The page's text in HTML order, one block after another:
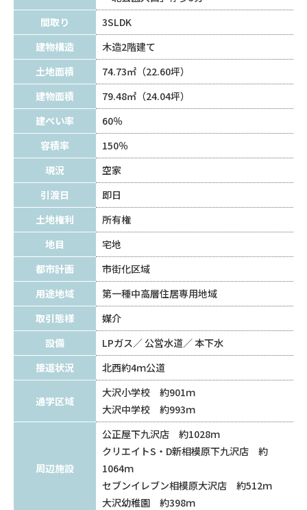
間取り
3SLDK
建物構造
木造2階建て
土地面積
74.73㎡（22.60坪）
建物面積
79.48㎡（24.04坪）
建ぺい率
60％
容積率
150％
現況
空家
引渡日
即日
土地権利
所有権
地目
宅地
都市計画
市街化区域
用途地域
第一種中高層住居専用地域
取引態様
媒介
設備
LPガス 公営水道
本下水
接道状況
北西約4ｍ公道
通学区域
大沢小学校 約901ｍ
大沢中学校 約993ｍ
周辺施設
公正屋下九沢店 約1028ｍ
クリエイトS・D新相模原下九沢店 約
1064ｍ
セブンイレブン相模原大沢店 約512ｍ
大沢幼稚園 約398ｍ